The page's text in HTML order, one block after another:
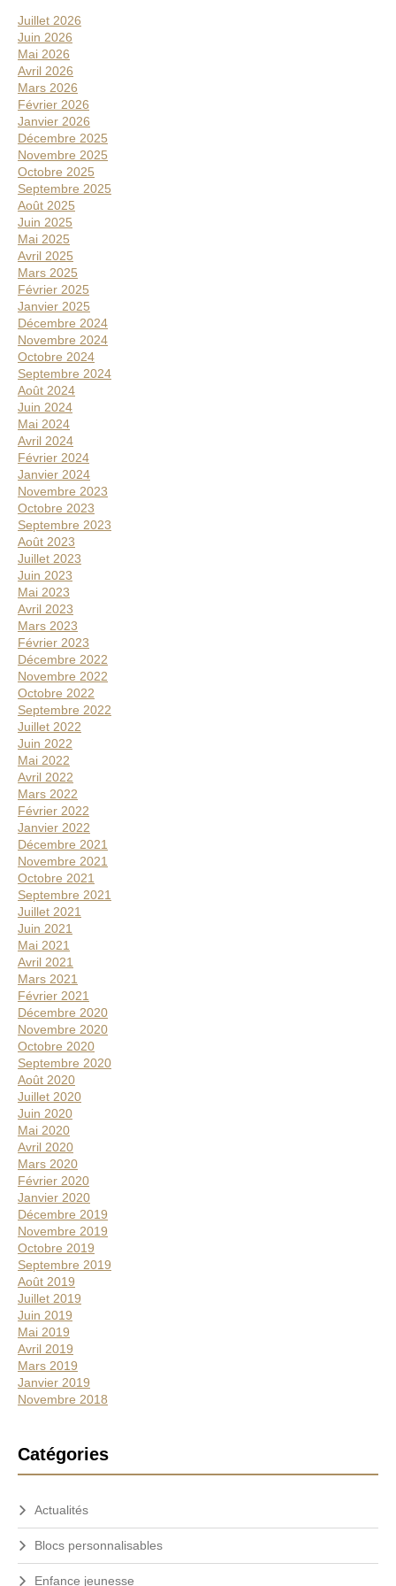
s
e
r
r
e
l
a
t
é
r
a
l
e
Juillet 2026
Juin 2026
Mai 2026
Avril 2026
Mars 2026
Février 2026
Janvier 2026
Décembre 2025
Novembre 2025
Octobre 2025
Septembre 2025
Août 2025
Juin 2025
Mai 2025
Avril 2025
Mars 2025
Février 2025
Janvier 2025
Décembre 2024
Novembre 2024
Octobre 2024
Septembre 2024
Août 2024
Juin 2024
Mai 2024
Avril 2024
Février 2024
Janvier 2024
Novembre 2023
Octobre 2023
Septembre 2023
Août 2023
Juillet 2023
Juin 2023
Mai 2023
Avril 2023
Mars 2023
Février 2023
Décembre 2022
Novembre 2022
Octobre 2022
Septembre 2022
Juillet 2022
Juin 2022
Mai 2022
Avril 2022
Mars 2022
Février 2022
Janvier 2022
Décembre 2021
Novembre 2021
Octobre 2021
Septembre 2021
Juillet 2021
Juin 2021
Mai 2021
Avril 2021
Mars 2021
Février 2021
Décembre 2020
Novembre 2020
Octobre 2020
Septembre 2020
Août 2020
Juillet 2020
Juin 2020
Mai 2020
Avril 2020
Mars 2020
Février 2020
Janvier 2020
Décembre 2019
Novembre 2019
Octobre 2019
Septembre 2019
Août 2019
Juillet 2019
Juin 2019
Mai 2019
Avril 2019
Mars 2019
Janvier 2019
Novembre 2018
Catégories
Actualités
Blocs personnalisables
Enfance jeunesse